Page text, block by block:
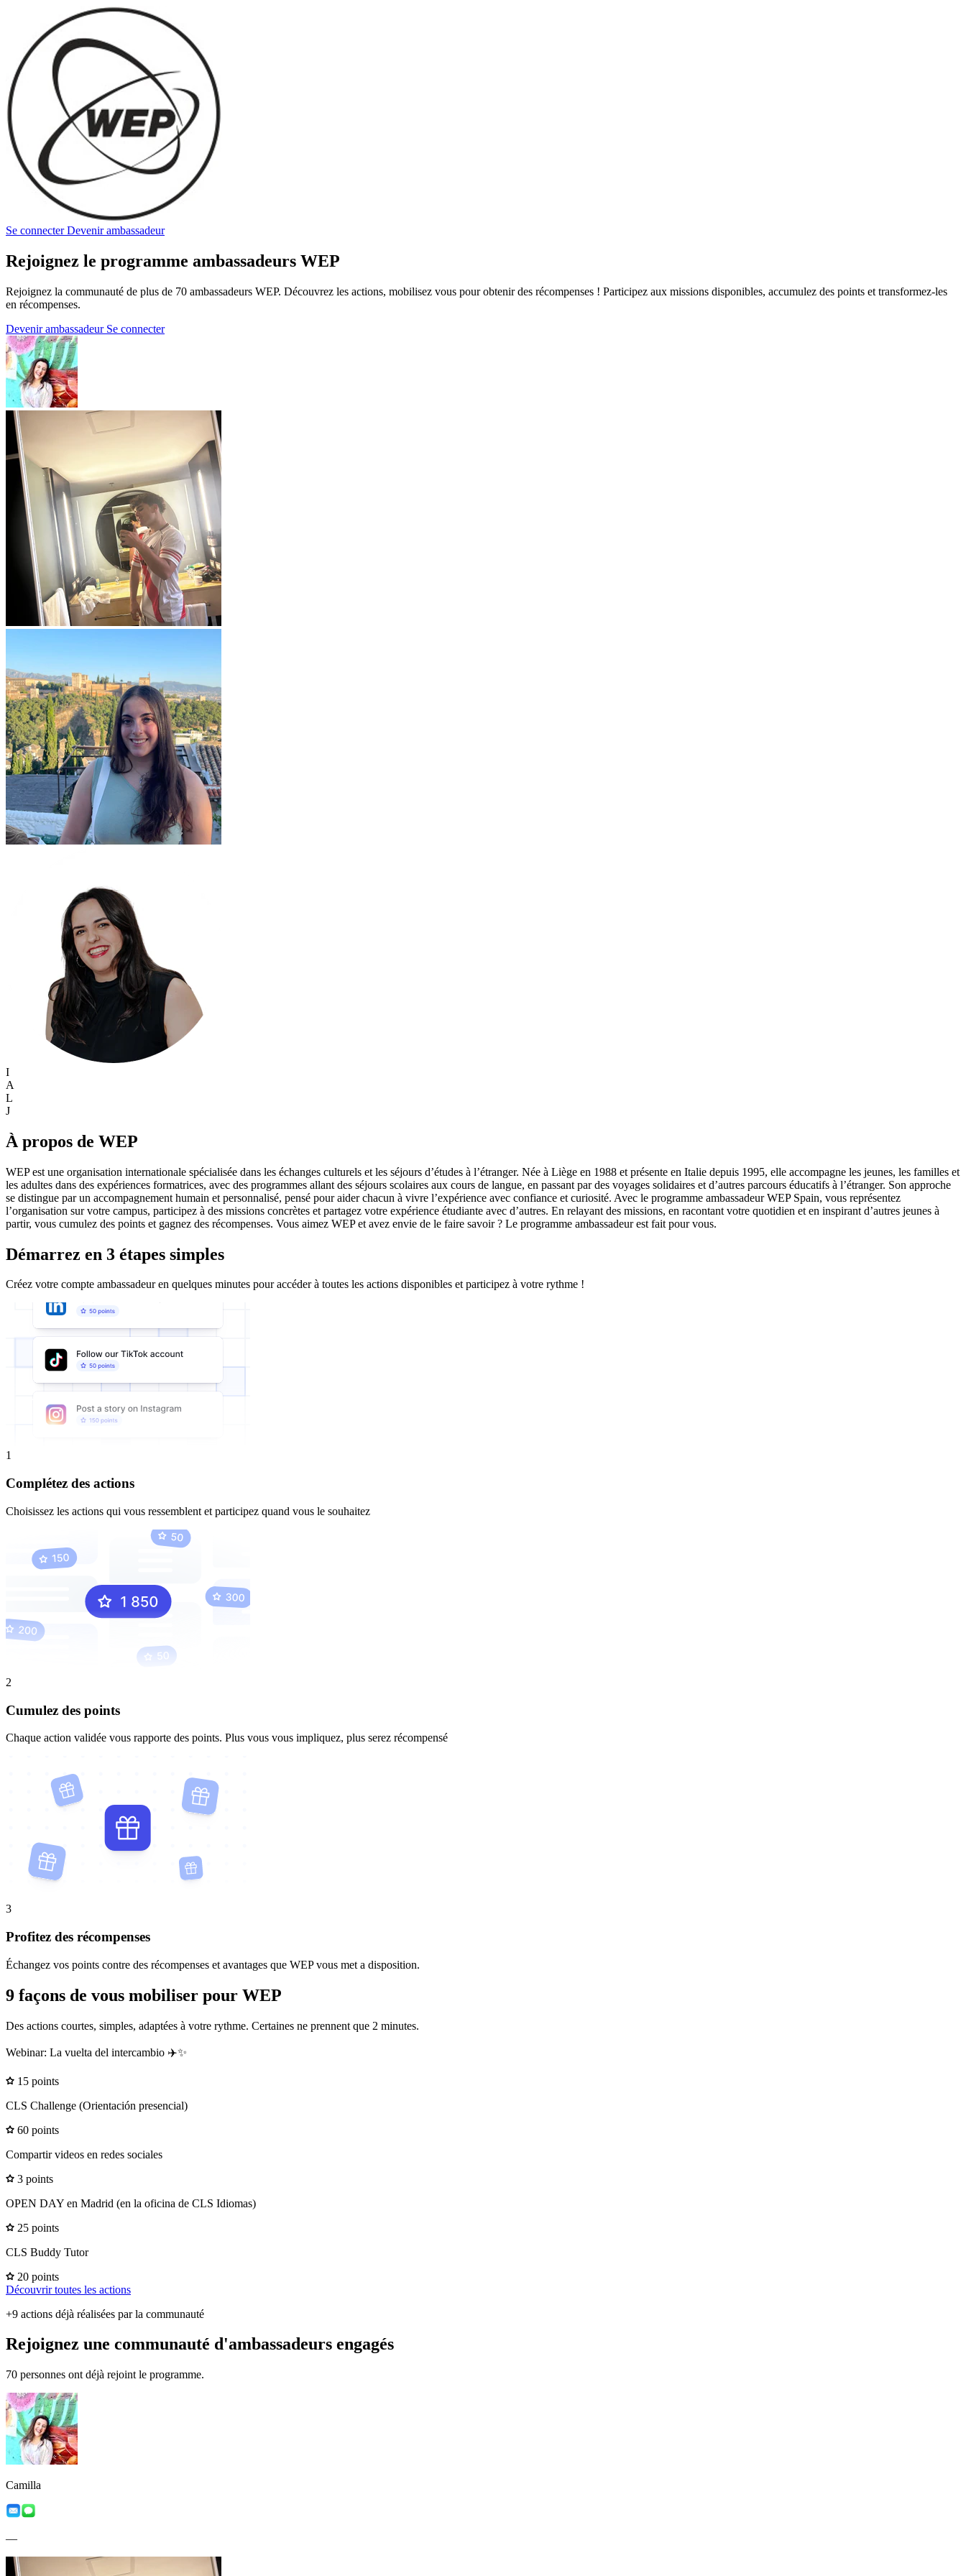
Se connecterDevenir ambassadeur
Rejoignez le programme ambassadeurs WEP
Rejoignez la communauté de plus de 70 ambassadeurs WEP. Découvrez les actions, mobilisez vous pour obtenir des récompenses ! Participez aux missions disponibles, accumulez des points et transformez-les
en récompenses.
Devenir ambassadeur Se connecter
I
A
L
J
À propos de WEP
WEP est une organisation internationale spécialisée dans les échanges culturels et les séjours d’études à l’étranger. Née à Liège en 1988 et présente en Italie depuis 1995, elle accompagne les jeunes, les familles et
les adultes dans des expériences formatrices, avec des programmes allant des séjours scolaires aux cours de langue, en passant par des voyages solidaires et d’autres parcours éducatifs à l’étranger. Son approche
se distingue par un accompagnement humain et personnalisé, pensé pour aider chacun à vivre l’expérience avec confiance et curiosité. Avec le programme ambassadeur WEP Spain, vous représentez
l’organisation sur votre campus, participez à des missions concrètes et partagez votre expérience étudiante avec d’autres. En relayant des missions, en racontant votre quotidien et en inspirant d’autres jeunes à
partir, vous cumulez des points et gagnez des récompenses. Vous aimez WEP et avez envie de le faire savoir ? Le programme ambassadeur est fait pour vous.
Démarrez en 3 étapes simples
Créez votre compte ambassadeur en quelques minutes pour accéder à toutes les actions disponibles et participez à votre rythme !
1
Complétez des actions
Choisissez les actions qui vous ressemblent et participez quand vous le souhaitez
2
Cumulez des points
Chaque action validée vous rapporte des points. Plus vous vous impliquez, plus serez récompensé
3
Profitez des récompenses
Échangez vos points contre des récompenses et avantages que WEP vous met a disposition.
9 façons de vous mobiliser pour WEP
Des actions courtes, simples, adaptées à votre rythme. Certaines ne prennent que 2 minutes.
Webinar: La vuelta del intercambio ✈️✨
15 points
CLS Challenge (Orientación presencial)
60 points
Compartir videos en redes sociales
3 points
OPEN DAY en Madrid (en la oficina de CLS Idiomas)
25 points
CLS Buddy Tutor
20 points
Découvrir toutes les actions
+9 actions déjà réalisées par la communauté
Rejoignez une communauté d'ambassadeurs engagés
70 personnes ont déjà rejoint le programme.
Camilla
—